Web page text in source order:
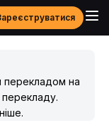
перекладом на